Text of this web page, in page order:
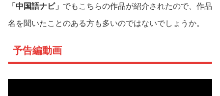
「中国語ナビ」 でもこちらの作品が紹介されたので、作品
名を聞いたことのある方も多いのではないでしょうか。
予告編動画